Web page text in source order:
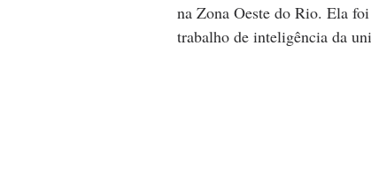
na Zona Oeste do Rio. Ela
trabalho de inteligência da